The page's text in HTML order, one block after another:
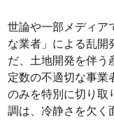
世論や一部メディア
な業者」による乱開
だ、土地開発を伴う
定数の不適切な事業
のみを特別に切り取
調は、冷静さを欠く